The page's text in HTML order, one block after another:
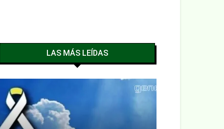
LAS MÁS LEÍDAS